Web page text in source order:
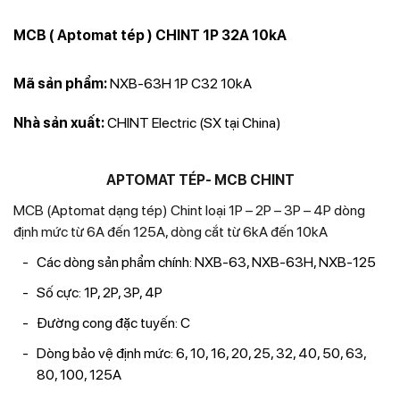
MCB ( Aptomat tép ) CHINT 1P 32A 10kA
Mã sản phẩm:NXB-63H 1P C32 10kA
Nhà sản xuất:CHINT Electric (SX tại China)
APTOMAT TÉP- MCB CHINT
MCB (Aptomat dạng tép) Chint loại 1P – 2P – 3P – 4P dòng
định mức từ 6A đến 125A, dòng cắt từ 6kA đến 10kA
Các dòng sản phẩm chính: NXB-63, NXB-63H, NXB-125
Số cực: 1P, 2P, 3P, 4P
Đường cong đặc tuyến: C
Dòng bảo vệ định mức: 6, 10, 16, 20, 25, 32, 40, 50, 63,
80, 100, 125A